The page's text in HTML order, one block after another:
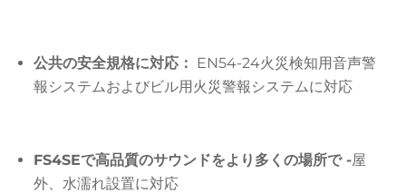
公共の安全規格に対応： EN54-24火災検知用音声警
報システムおよびビル用火災警報システムに対応
FS4SEで高品質のサウンドをより多くの場所で -屋
外、水濡れ設置に対応